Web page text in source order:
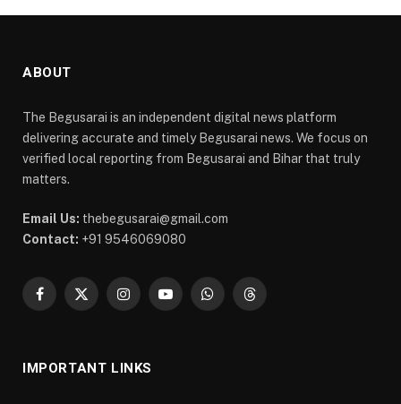
ABOUT
The Begusarai is an independent digital news platform
delivering accurate and timely Begusarai news. We focus on
verified local reporting from Begusarai and Bihar that truly
matters.
Email Us: thebegusarai@gmail.com
Contact: +91 9546069080
Facebook
X
InstagramYouTubeWhatsAppThreads
IMPORTANT LINKS